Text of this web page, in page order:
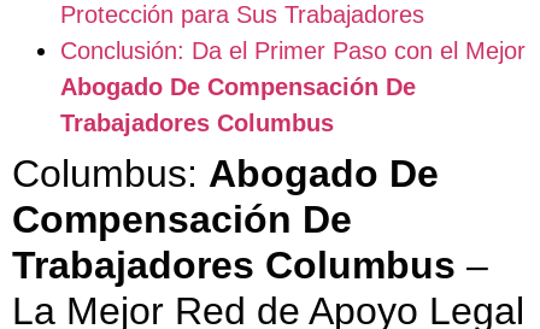
Protección para Sus Trabajadores
Conclusión: Da el Primer Paso con el Mejor
Abogado De Compensación De
Trabajadores Columbus
Columbus: Abogado De
Compensación De
Trabajadores Columbus –
La Mejor Red de Apoyo Legal